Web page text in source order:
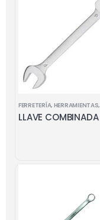
FERRETERÍA, HERRAMIENTAS,